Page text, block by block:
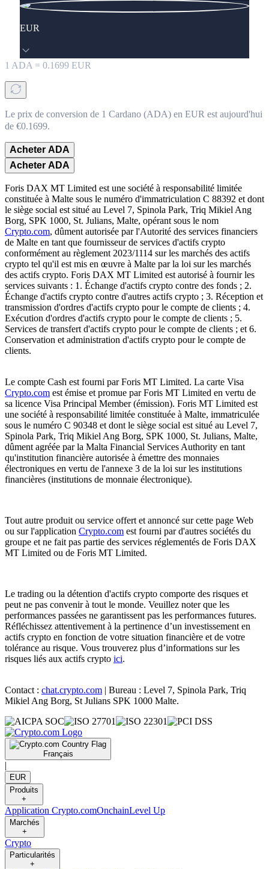
EUR
1 ADA = 0.1699 EUR
Le prix de conversion de 1 Cardano (ADA) en EUR est aujourd'hui
de €0.1699.
Acheter ADA
Acheter ADA
Foris DAX MT Limited est une société à responsabilité limitée
constituée à Malte sous le numéro d'immatriculation C 88392 et dont
le siège social est situé au Level 7, Spinola Park, Triq Mikiel Ang
Borg, SPK 1000, St. Julians, Malte, opérant sous le nom
Crypto.com, dûment autorisée par l'Autorité des services financiers
de Malte en tant que fournisseur de services d'actifs crypto
conformément au règlement 2023/1114 sur les marchés des actifs
crypto tel qu'il est mis en œuvre à Malte par la loi sur les marchés
des actifs crypto. Foris DAX MT Limited est autorisé à fournir les
services suivants : 1. Échange d'actifs crypto contre des fonds ; 2.
Échange d'actifs crypto contre d'autres actifs crypto ; 3. Réception et
transmission d'ordres d'actifs crypto pour le compte de clients ; 4.
Exécution d'ordres d'actifs crypto pour le compte de clients ; 5.
Services de transfert d'actifs crypto pour le compte de clients ; et 6.
Conservation et administration d'actifs crypto pour le compte de
clients.
Le compte Cash est fourni par Foris MT Limited. La carte Visa
Crypto.com est émise et promue par Foris MT Limited en vertu de
sa licence Visa Principal Member (émission). Foris MT Limited est
une société à responsabilité limitée constituée à Malte, immatriculée
sous le numéro C 90348 et dont le siège social est situé au Level 7,
Spinola Park, Triq Mikiel Ang Borg, SPK 1000, St. Julians, Malte,
dûment agréée par la Malta Financial Services Authority en tant
qu'institution financière autorisée à émettre des monnaies
électroniques en vertu de l'annexe 3 de la loi sur les institutions
financières (institutions de monnaie électronique).
Tout autre produit ou service offert et annoncé sur cette page Web
ou sur l'application Crypto.com est fourni par d'autres sociétés du
groupe et ne fait pas partie des services réglementés de Foris DAX
MT Limited ou de Foris MT Limited.
Le trading ou la détention d'actifs crypto comporte des risques et
peut ne pas convenir à tout le monde. Veuillez noter que les
performances passées ne garantissent pas les performances futures.
Réfléchissez attentivement à la pertinence d’un investissement en
actifs crypto en fonction de votre situation financière et de votre
tolérance au risque. Vous trouverez plus d’informations sur les
risques liés aux actifs crypto ici.
Contact : chat.crypto.com | Bureau : Level 7, Spinola Park, Triq
Mikiel Ang Borg, St Julians SPK 1000 Malte.
Français
|
EUR
Produits
+
Application Crypto.comOnchainLevel Up
Marchés
+
Crypto
Particularités
+